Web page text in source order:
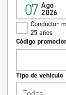
07 Ago
2026
Conductor
25 años
Código
Tipo de vehículo